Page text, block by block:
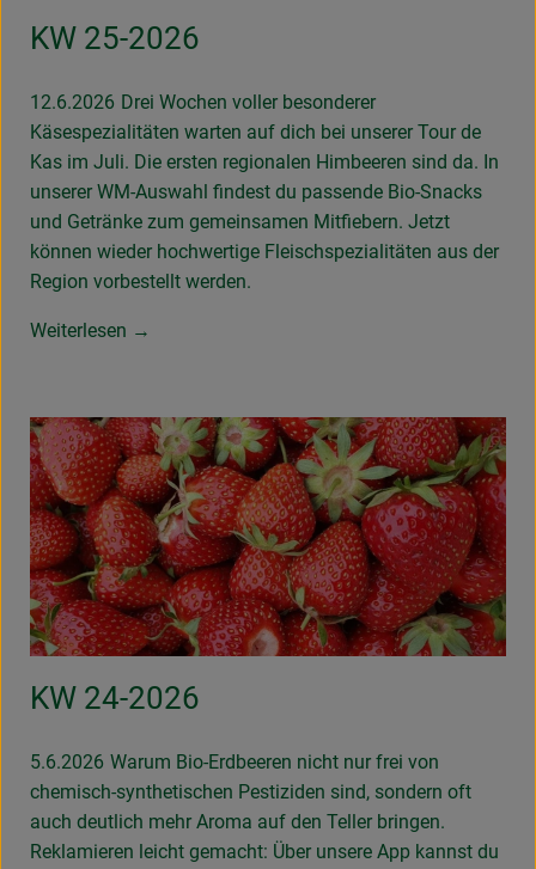
KW 25-2026
12.6.2026 Drei Wochen voller besonderer
Käsespezialitäten warten auf dich bei unserer Tour de
Kas im Juli. Die ersten regionalen Himbeeren sind da. In
unserer WM-Auswahl findest du passende Bio-Snacks
und Getränke zum gemeinsamen Mitfiebern. Jetzt
können wieder hochwertige Fleischspezialitäten aus der
Region vorbestellt werden.
Weiterlesen →
KW 24-2026
5.6.2026 Warum Bio-Erdbeeren nicht nur frei von
chemisch-synthetischen Pestiziden sind, sondern oft
auch deutlich mehr Aroma auf den Teller bringen.
Reklamieren leicht gemacht: Über unsere App kannst du